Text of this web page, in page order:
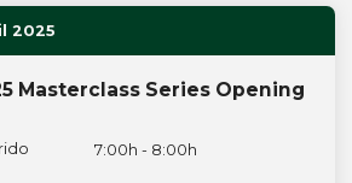
2025
Masterclass Series Opening
7:00h - 8:00h